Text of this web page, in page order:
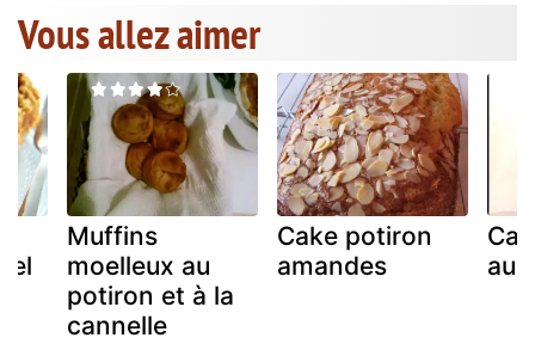
Vous allez aimer
Muffins
moelleux au
potiron et à la
cannelle
Cake potiron
amandes
au